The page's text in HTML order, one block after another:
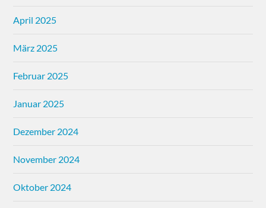
April 2025
März 2025
Februar 2025
Januar 2025
Dezember 2024
November 2024
Oktober 2024